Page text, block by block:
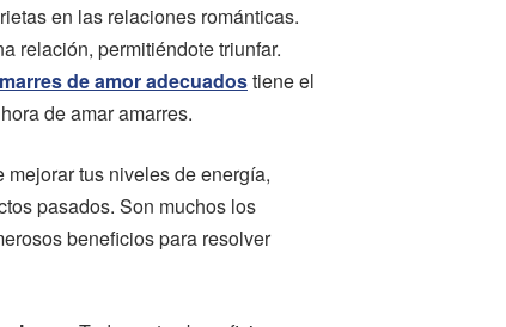
en las relaciones románticas.
relación, permitiéndote triunfar.
de amor adecuadostiene el
de amar amarres.
tus niveles de energía,
pasados. Son muchos los
beneficios para resolver